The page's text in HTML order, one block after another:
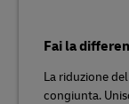
Fai la
La riduzione
congiunta.